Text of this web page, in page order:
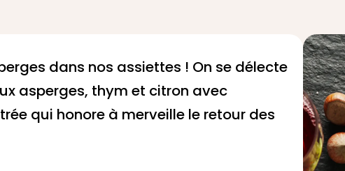
dans nos assiettes ! On se délecte
asperges, thym et citron avec
qui honore à merveille le retour des